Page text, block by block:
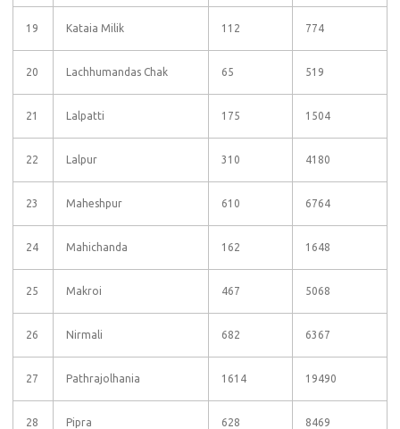
19 Kataia Milik 112 774
20 Lachhumandas Chak 65 519
21 Lalpatti 175 1504
22 Lalpur 310 4180
23 Maheshpur 610 6764
24 Mahichanda 162 1648
25 Makroi 467 5068
26 Nirmali 682 6367
27 Pathrajolhania 1614 19490
28 Pipra 628 8469